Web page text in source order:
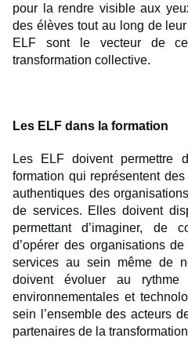
pour la rendre visible aux
des élèves tout au long de
ELF sont le vecteur de
transformation collective.
Les ELF dans la formation
Les ELF doivent permettre
formation qui représentent
authentiques des
de services. Elles doivent
permettant d’imaginer, de
d’opérer des organisations
services au sein même de
doivent évoluer au rythme
environnementales et
sein l’ensemble des acteurs
partenaires de la